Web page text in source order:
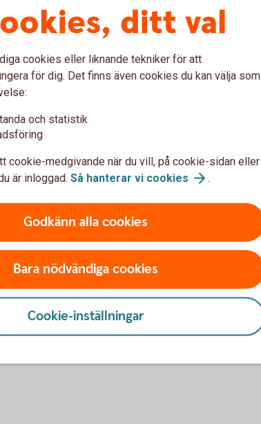
procent för att göra
skulle ha kostat.
bestämmer själv vilka fonder du vill
byta fond under spartiden.
beskattas som inkomst av tjänst.
ditt val
cookies eller liknande tekniker för att
för dig. Det finns även cookies du kan välja som
och statistik
cookie-medgivande när du vill, på cookie-sidan eller
är inloggad. Så hanterar vi cookies .
Godkänn alla cookies
Bara nödvändiga cookies
Cookie-inställningar